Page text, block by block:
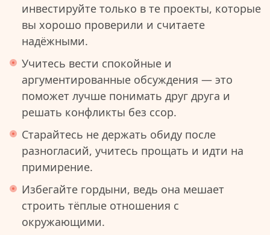
инвестируйте только в те проекты, которые
вы хорошо проверили и считаете
надёжными.
Учитесь вести спокойные и
аргументированные обсуждения — это
поможет лучше понимать друг друга и
решать конфликты без ссор.
Старайтесь не держать обиду после
разногласий, учитесь прощать и идти на
примирение.
Избегайте гордыни, ведь она мешает
строить тёплые отношения с
окружающими.